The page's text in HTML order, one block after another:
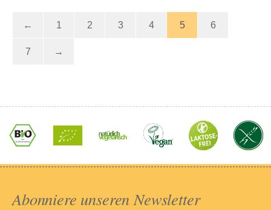
← 1 2 3 4 5 6
7 →
Abonniere unseren Newsletter​